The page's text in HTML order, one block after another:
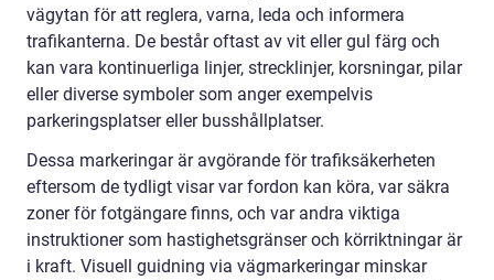
vägytan för att reglera, varna, leda och informera
trafikanterna. De består oftast av vit eller gul färg och
kan vara kontinuerliga linjer, strecklinjer, korsningar, pilar
eller diverse symboler som anger exempelvis
parkeringsplatser eller busshållplatser.
Dessa markeringar är avgörande för trafiksäkerheten
eftersom de tydligt visar var fordon kan köra, var säkra
zoner för fotgängare finns, och var andra viktiga
instruktioner som hastighetsgränser och körriktningar är
i kraft. Visuell guidning via vägmarkeringar minskar